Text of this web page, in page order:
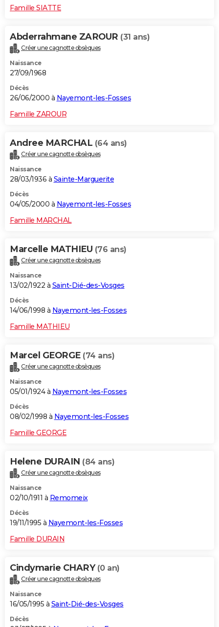
Famille SIATTE
Abderrahmane ZAROUR (31 ans)
Créer une cagnotte obsèques
Naissance
27/09/1968
Décès
26/06/2000 à Nayemont-les-Fosses
Famille ZAROUR
Andree MARCHAL (64 ans)
Créer une cagnotte obsèques
Naissance
28/03/1936 à Sainte-Marguerite
Décès
04/05/2000 à Nayemont-les-Fosses
Famille MARCHAL
Marcelle MATHIEU (76 ans)
Créer une cagnotte obsèques
Naissance
13/02/1922 à Saint-Dié-des-Vosges
Décès
14/06/1998 à Nayemont-les-Fosses
Famille MATHIEU
Marcel GEORGE (74 ans)
Créer une cagnotte obsèques
Naissance
05/01/1924 à Nayemont-les-Fosses
Décès
08/02/1998 à Nayemont-les-Fosses
Famille GEORGE
Helene DURAIN (84 ans)
Créer une cagnotte obsèques
Naissance
02/10/1911 à Remomeix
Décès
19/11/1995 à Nayemont-les-Fosses
Famille DURAIN
Cindymarie CHARY (0 an)
Créer une cagnotte obsèques
Naissance
16/05/1995 à Saint-Dié-des-Vosges
Décès